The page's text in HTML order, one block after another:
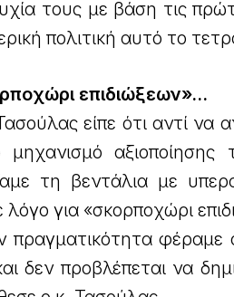
τους με βάση τις
πολιτική αυτό το
επιδιώξεων»…
είπε ότι αντί να
μηχανισμό
τη βεντάλια με
λόγο για «σκορποχώρι
πραγματικότητα
δεν προβλέπεται να